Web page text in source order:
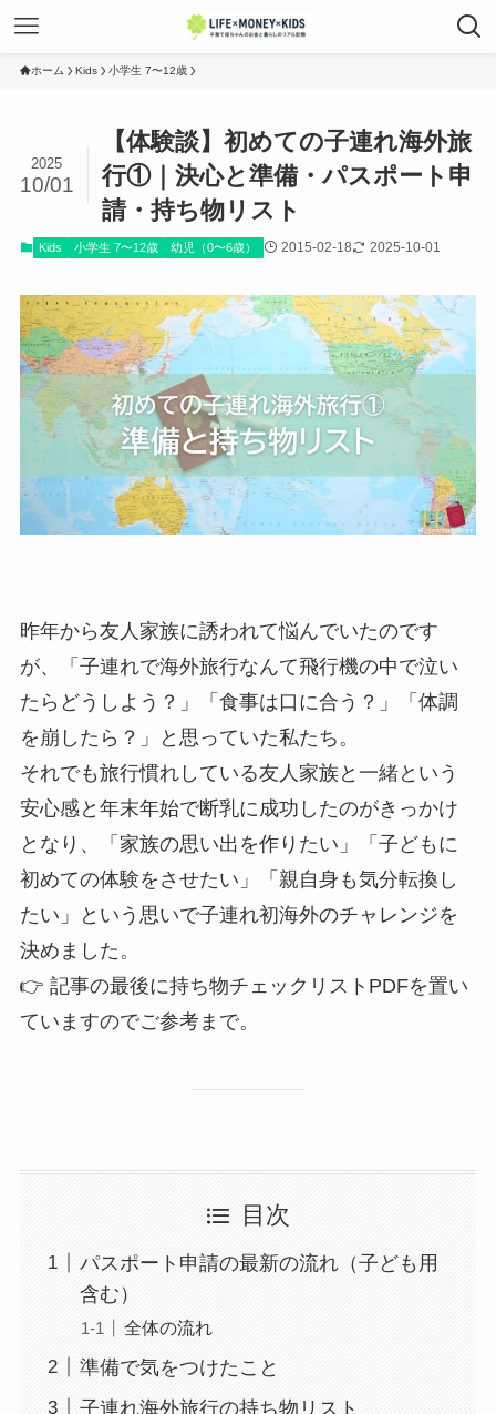
ホーム Kids 小学生 7〜12歳
【体験談】初めての子連れ海外旅
行①｜決心と準備・パスポート申
請・持ち物リスト
2025
10/01
Kids 小学生 7〜12歳 幼児（0〜6歳） 2015-02-18 2025-10-01
昨年から友人家族に誘われて悩んでいたのです
が、「子連れで海外旅行なんて飛行機の中で泣い
たらどうしよう？」「食事は口に合う？」「体調
を崩したら？」と思っていた私たち。
それでも旅行慣れしている友人家族と一緒という
安心感と年末年始で断乳に成功したのがきっかけ
となり、「家族の思い出を作りたい」「子どもに
初めての体験をさせたい」「親自身も気分転換し
たい」という思いで子連れ初海外のチャレンジを
決めました。
👉 記事の最後に持ち物チェックリストPDFを置い
ていますのでご参考まで。
目次
パスポート申請の最新の流れ（子ども用
含む）
全体の流れ
準備で気をつけたこと
子連れ海外旅行の持ち物リスト